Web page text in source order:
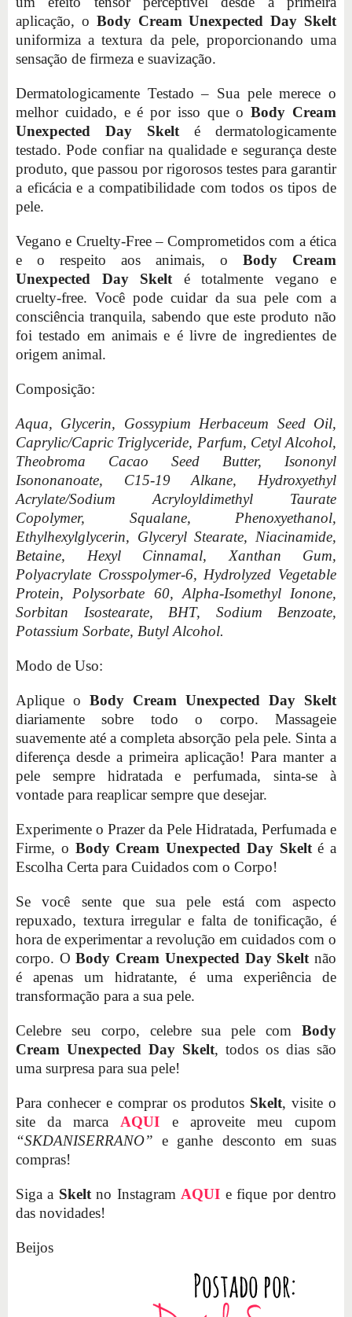
aplicação, o Body Cream Unexpected Day Skelt
uniformiza a textura da pele, proporcionando uma
sensação de firmeza e suavização.
Dermatologicamente Testado – Sua pele merece o
melhor cuidado, e é por isso que oBody Cream
Unexpected Day Skelt é dermatologicamente
testado. Pode confiar na qualidade e segurança deste
produto, que passou por rigorosos testes para garantir
a eficácia e a compatibilidade com todos os tipos de
pele.
Vegano e Cruelty-Free – Comprometidos com a ética
e o respeito aos animais, o Body Cream
Unexpected Day Skelt é totalmente vegano e
cruelty-free. Você pode cuidar da sua pele com a
consciência tranquila, sabendo que este produto não
foi testado em animais e é livre de ingredientes de
origem animal.
Composição:
Aqua, Glycerin, Gossypium Herbaceum Seed Oil,
Caprylic/Capric Triglyceride, Parfum, Cetyl Alcohol,
Theobroma Cacao Seed Butter, Isononyl
Isononanoate, C15-19 Alkane, Hydroxyethyl
Acrylate/Sodium Acryloyldimethyl Taurate
Copolymer, Squalane, Phenoxyethanol,
Ethylhexylglycerin, Glyceryl Stearate, Niacinamide,
Betaine, Hexyl Cinnamal, Xanthan Gum,
Polyacrylate Crosspolymer-6, Hydrolyzed Vegetable
Protein, Polysorbate 60, Alpha-Isomethyl Ionone,
Sorbitan Isostearate, BHT, Sodium Benzoate,
Potassium Sorbate, Butyl Alcohol.
Modo de Uso:
Aplique o Body Cream Unexpected Day Skelt
diariamente sobre todo o corpo. Massageie
suavemente até a completa absorção pela pele. Sinta a
diferença desde a primeira aplicação! Para manter a
pele sempre hidratada e perfumada, sinta-se à
vontade para reaplicar sempre que desejar.
Experimente o Prazer da Pele Hidratada, Perfumada e
Firme, o Body Cream Unexpected Day Skelté a
Escolha Certa para Cuidados com o Corpo!
Se você sente que sua pele está com aspecto
repuxado, textura irregular e falta de tonificação, é
hora de experimentar a revolução em cuidados com o
corpo. OBody Cream Unexpected Day Skelt não
é apenas um hidratante, é uma experiência de
transformação para a sua pele.
Celebre seu corpo, celebre sua pele com Body
Cream Unexpected Day Skelt, todos os dias são
uma surpresa para sua pele!
Para conhecer e comprar os produtos Skelt, visite o
site da marca AQUI e aproveite meu cupom
“SKDANISERRANO” e ganhe desconto em suas
compras!
Siga a Skeltno Instagram AQUI e fique por dentro
das novidades!
Beijos